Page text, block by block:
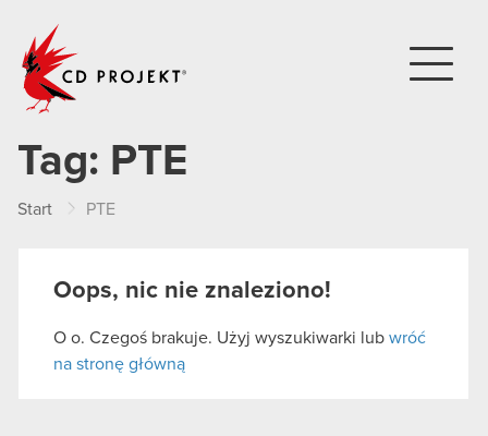
Tag: PTE
Start PTE
Oops, nic nie znaleziono!
O o. Czegoś brakuje. Użyj wyszukiwarki lub wróć
na stronę główną